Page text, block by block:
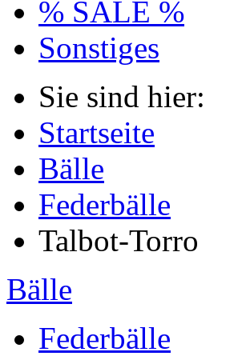
% SALE %
Sonstiges
Sie sind hier:
Startseite
Bälle
Federbälle
Talbot-Torro
Bälle
Federbälle